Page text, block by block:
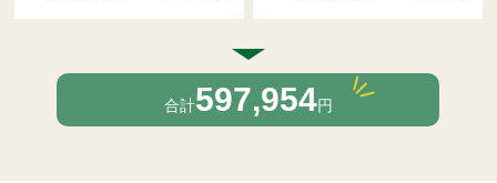
合計597,954円